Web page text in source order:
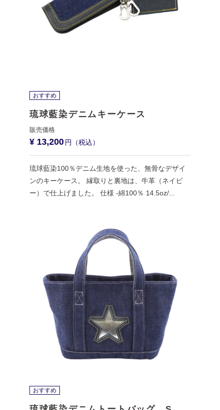
おすすめ
琉球藍染デニムキーケース
¥ 13,200
琉球藍染100％デニム生地を使った、無骨なデザイ
ンのキーケース。 縁取りと裏地は、牛革（ネイビ
ー）で仕上げました。 仕様 -綿100％ 14.5oz/...
おすすめ